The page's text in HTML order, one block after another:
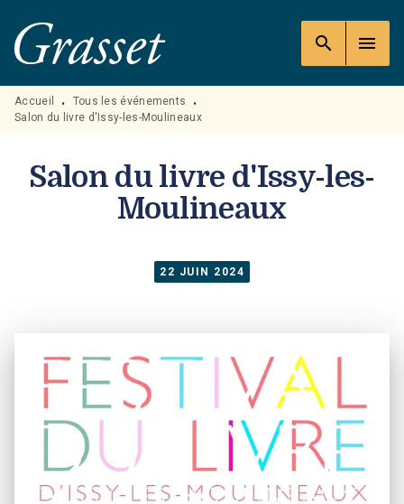
MENU RECHERCHE
PIED DE PAGE
search menu
Accueil • Tous les événements
•
Salon du livre d'Issy-les-Moulineaux
Salon du livre d'Issy-les-
Moulineaux
22 JUIN 2024